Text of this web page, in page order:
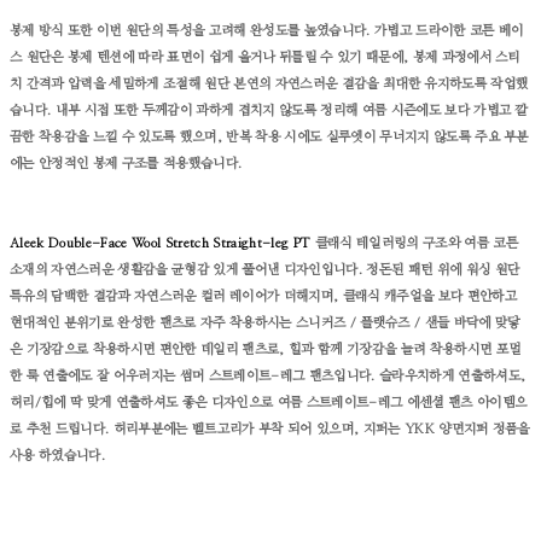
봉제 방식 또한 이번 원단의 특성을 고려해 완성도를 높였습니다. 가볍고 드라이한 코튼 베이
스 원단은 봉제 텐션에 따라 표면이 쉽게 울거나 뒤틀릴 수 있기 때문에, 봉제 과정에서 스티
치 간격과 압력을 세밀하게 조절해 원단 본연의 자연스러운 결감을 최대한 유지하도록 작업했
습니다. 내부 시접 또한 두께감이 과하게 겹치지 않도록 정리해 여름 시즌에도 보다 가볍고 깔
끔한 착용감을 느낄 수 있도록 했으며, 반복 착용 시에도 실루엣이 무너지지 않도록 주요 부분
에는 안정적인 봉제 구조를 적용했습니다.
Aleek Double-Face Wool Stretch Straight-leg PT 클래식 테일러링의 구조와 여름 코튼
소재의 자연스러운 생활감을 균형감 있게 풀어낸 디자인입니다.정돈된 패턴 위에 워싱 원단
특유의 담백한 결감과 자연스러운 컬러 레이어가 더해지며 , 클래식 캐주얼을 보다 편안하고
현대적인 분위기로 완성한팬츠로 자주 착용하시는 스니커즈 / 플랫슈즈 / 샌들 바닥에 맞닿
은 기장감으로 착용하시면 편안한 데일리 팬츠로, 힐과 함께 기장감을 늘려 착용하시면 포멀
한 룩 연출에도 잘 어우러지는 썸머 스트레이트-레그 팬츠입니다. 슬라우치하게 연출하셔도,
허리/힙에 딱 맞게 연출하셔도 좋은 디자인으로 여름 스트레이트-레그 에센셜 팬츠 아이템으
로 추천 드립니다. 허리부분에는 벨트고리가 부착 되어 있으며, 지퍼는 YKK 양면지퍼 정품을
사용 하였습니다.